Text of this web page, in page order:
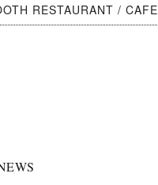
RESTAURANT / CAFE